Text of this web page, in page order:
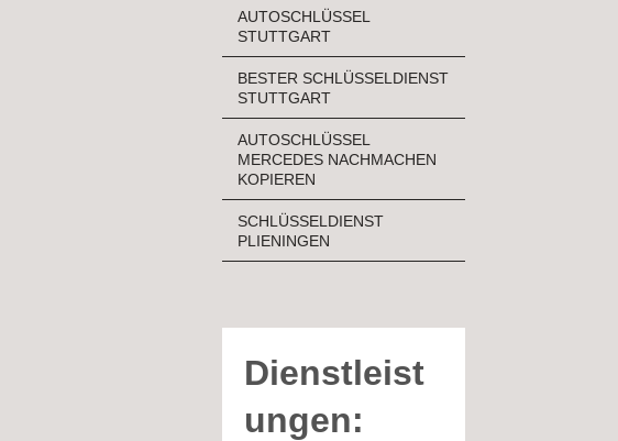
AUTOSCHLÜSSEL
STUTTGART
BESTER SCHLÜSSELDIENST
STUTTGART
AUTOSCHLÜSSEL
MERCEDES NACHMACHEN
KOPIEREN
SCHLÜSSELDIENST
PLIENINGEN
Dienstleist
ungen: